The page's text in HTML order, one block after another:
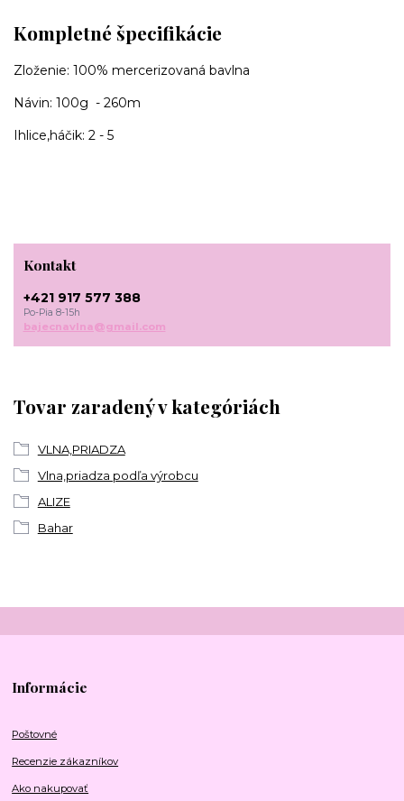
Kompletné špecifikácie
Zloženie: 100% mercerizovaná bavlna
Návin: 100g - 260m
Ihlice,háčik: 2 - 5
Tovar zaradený v kategóriách
VLNA,PRIADZA
Vlna,priadza podľa výrobcu
ALIZE
Bahar
Kontakt
+421 917 577 388
Po-Pia 8-15h
bajecnavlna@gmail.com
Informácie
Poštovné
Recenzie zákazníkov
Ako nakupovať